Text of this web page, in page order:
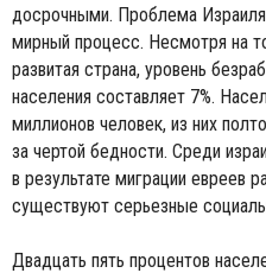
досрочными. Проблема Израиля
мирный процесс. Несмотря на
развитая страна, уровень
населения составляет 7%.
миллионов человек, из них
за чертой бедности. Среди
в результате миграции евреев
существуют серьезные
Двадцать пять процентов